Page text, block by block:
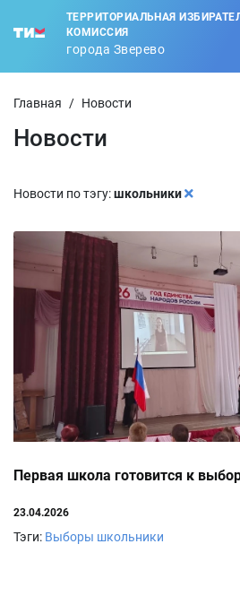
ТЕРРИТОРИАЛЬНАЯ
КОМИССИЯ
города Зверево
Главная / Новости
Новости
Новости по тэгу:школьники
Первая школа готовится к
23.04.2026
Тэги: Выборы школьники